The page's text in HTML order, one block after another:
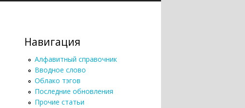
Навигация
Алфавитный справочник
Вводное слово
Облако тэгов
Последние обновления
Прочие статьи